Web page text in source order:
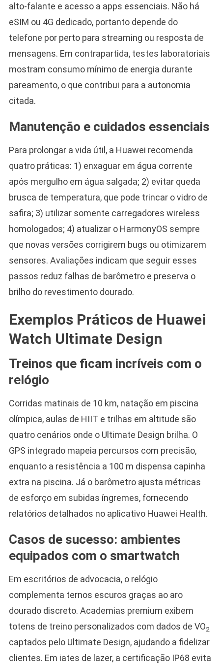
alto-falante e acesso a apps essenciais. Não há
eSIM ou 4G dedicado, portanto depende do
telefone por perto para streaming ou resposta de
mensagens. Em contrapartida, testes laboratoriais
mostram consumo mínimo de energia durante
pareamento, o que contribui para a autonomia
citada.
Manutenção e cuidados essenciais
Para prolongar a vida útil, a Huawei recomenda
quatro práticas: 1) enxaguar em água corrente
após mergulho em água salgada; 2) evitar queda
brusca de temperatura, que pode trincar o vidro de
safira; 3) utilizar somente carregadores wireless
homologados; 4) atualizar o HarmonyOS sempre
que novas versões corrigirem bugs ou otimizarem
sensores. Avaliações indicam que seguir esses
passos reduz falhas de barômetro e preserva o
brilho do revestimento dourado.
Exemplos Práticos de Huawei
Watch Ultimate Design
Treinos que ficam incríveis com o
relógio
Corridas matinais de 10 km, natação em piscina
olímpica, aulas de HIIT e trilhas em altitude são
quatro cenários onde o Ultimate Design brilha. O
GPS integrado mapeia percursos com precisão,
enquanto a resistência a 100 m dispensa capinha
extra na piscina. Já o barômetro ajusta métricas
de esforço em subidas íngremes, fornecendo
relatórios detalhados no aplicativo Huawei Health.
Casos de sucesso: ambientes
equipados com o smartwatch
Em escritórios de advocacia, o relógio
complementa ternos escuros graças ao aro
dourado discreto. Academias premium exibem
totens de treino personalizados com dados de VO2
captados pelo Ultimate Design, ajudando a fidelizar
clientes. Em iates de lazer, a certificação IP68 evita